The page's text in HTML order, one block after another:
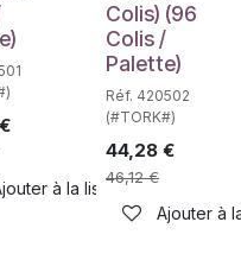
à la liste de souhaits
Colis) (96
Colis /
Palette)
Réf. 420502
(#TORK#)
44,28€
46,12€
Ajouter à